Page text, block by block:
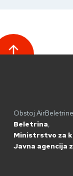
Obstoj
Beletrina,
Ministrstvo za
Javna agencija